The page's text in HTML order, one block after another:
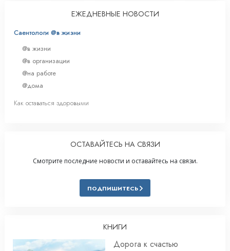
ЕЖЕДНЕВНЫЕ НОВОСТИ
Саентологи @в жизни
@в жизни
@в организации
@на работе
@дома
Как оставаться здоровыми
ОСТАВАЙТЕСЬ НА СВЯЗИ
Смотрите последние новости и оставайтесь на связи.
ПОДПИШИТЕСЬ
КНИГИ
Дорога к счастью